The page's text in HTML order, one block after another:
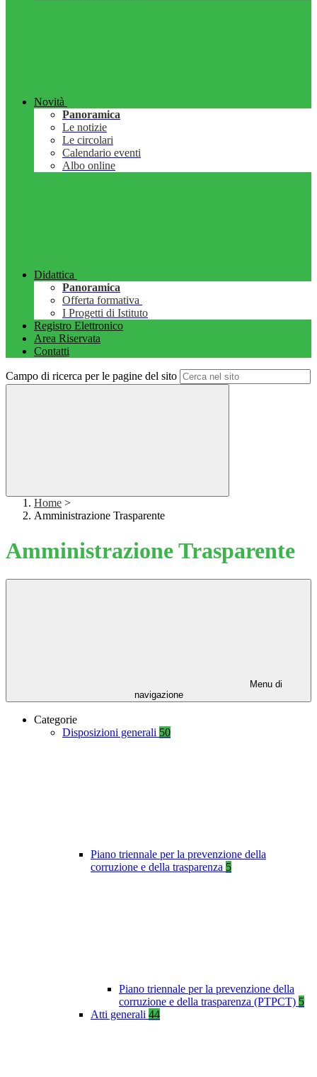
Novità
Panoramica
Le notizie
Le circolari
Calendario eventi
Albo online
Didattica
Panoramica
Offerta formativa
I Progetti di Istituto
Registro Elettronico
Area Riservata
Contatti
Campo di ricerca per le pagine del sito
Home >
Amministrazione Trasparente
Amministrazione Trasparente
Menu di
navigazione
Categorie
Disposizioni generali 50
Piano triennale per la prevenzione della
corruzione e della trasparenza 5
Piano triennale per la prevenzione della
corruzione e della trasparenza (PTPCT) 5
Atti generali 44